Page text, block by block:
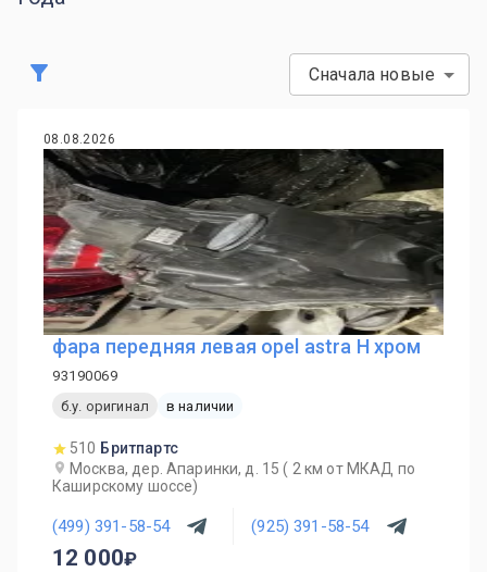
Сначала новые
08.08.2026
фара передняя левая opel astra H хром
93190069
б.у. оригинал
в наличии
510 Бритпартс
Москва, дер. Апаринки, д. 15 ( 2 км от МКАД по
Каширскому шоссе)
(499) 391-58-54 (925) 391-58-54
12 000